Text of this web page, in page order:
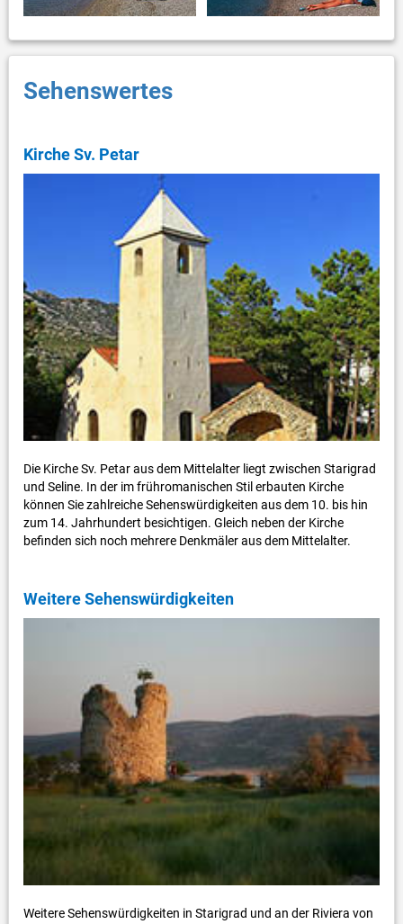
Sehenswertes
Kirche Sv. Petar
Die Kirche Sv. Petar aus dem Mittelalter liegt zwischen Starigrad
und Seline. In der im frühromanischen Stil erbauten Kirche
können Sie zahlreiche Sehenswürdigkeiten aus dem 10. bis hin
zum 14. Jahrhundert besichtigen. Gleich neben der Kirche
befinden sich noch mehrere Denkmäler aus dem Mittelalter.
Weitere Sehenswürdigkeiten
Weitere Sehenswürdigkeiten in Starigrad und an der Riviera von